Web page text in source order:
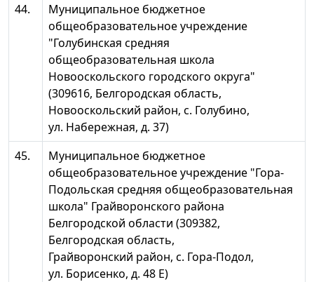
44.
Муниципальное бюджетное
общеобразовательное учреждение
"Голубинская средняя
общеобразовательная школа
Новооскольского городского округа"
(309616, Белгородская область,
Новооскольский район, с. Голубино,
ул. Набережная, д. 37)
45.
Муниципальное бюджетное
общеобразовательное учреждение "Гора-
Подольская средняя общеобразовательная
школа" Грайворонского района
Белгородской области (309382,
Белгородская область,
Грайворонский район, с. Гора-Подол,
ул. Борисенко, д. 48 Е)